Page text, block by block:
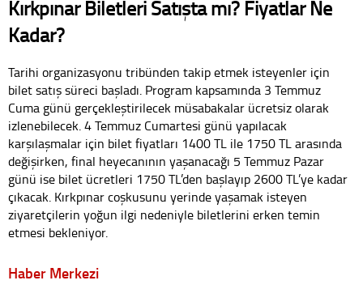
Kırkpınar Biletleri Satışta mı? Fiyatlar Ne
Kadar?
Tarihi organizasyonu tribünden takip etmek isteyenler için
bilet satış süreci başladı. Program kapsamında 3 Temmuz
Cuma günü gerçekleştirilecek müsabakalar ücretsiz olarak
izlenebilecek. 4 Temmuz Cumartesi günü yapılacak
karşılaşmalar için bilet fiyatları 1400 TL ile 1750 TL arasında
değişirken, final heyecanının yaşanacağı 5 Temmuz Pazar
günü ise bilet ücretleri 1750 TL’den başlayıp 2600 TL’ye kadar
çıkacak. Kırkpınar coşkusunu yerinde yaşamak isteyen
ziyaretçilerin yoğun ilgi nedeniyle biletlerini erken temin
etmesi bekleniyor.
Haber Merkezi